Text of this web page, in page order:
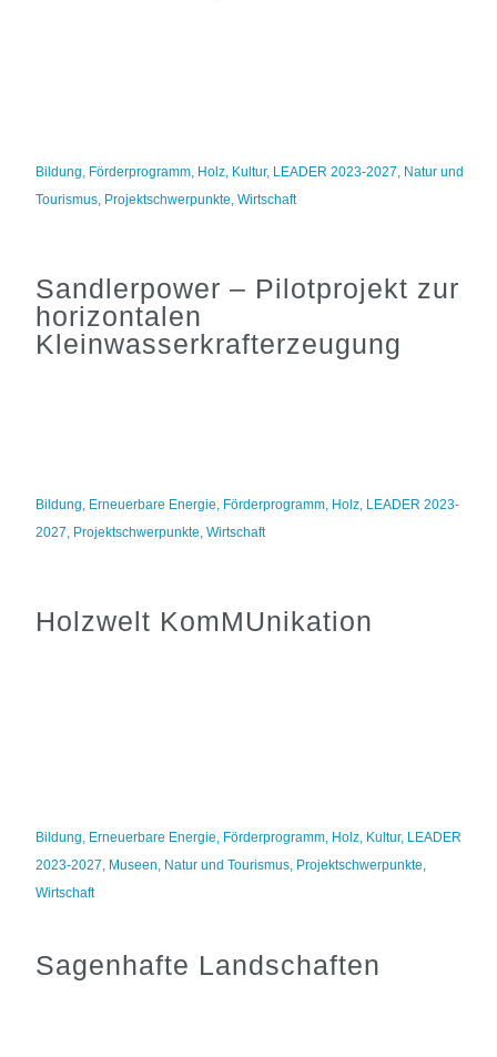
Bildung, Förderprogramm, Holz, Kultur, LEADER 2023-2027, Natur und
Tourismus, Projektschwerpunkte,Wirtschaft
Sandlerpower – Pilotprojekt zur
horizontalen
Kleinwasserkrafterzeugung
Bildung, Erneuerbare Energie, Förderprogramm, Holz, LEADER 2023-
2027, Projektschwerpunkte,Wirtschaft
Holzwelt KomMUnikation
Bildung, Erneuerbare Energie, Förderprogramm, Holz, Kultur, LEADER
2023-2027, Museen, Natur und Tourismus, Projektschwerpunkte,
Wirtschaft
Sagenhafte Landschaften